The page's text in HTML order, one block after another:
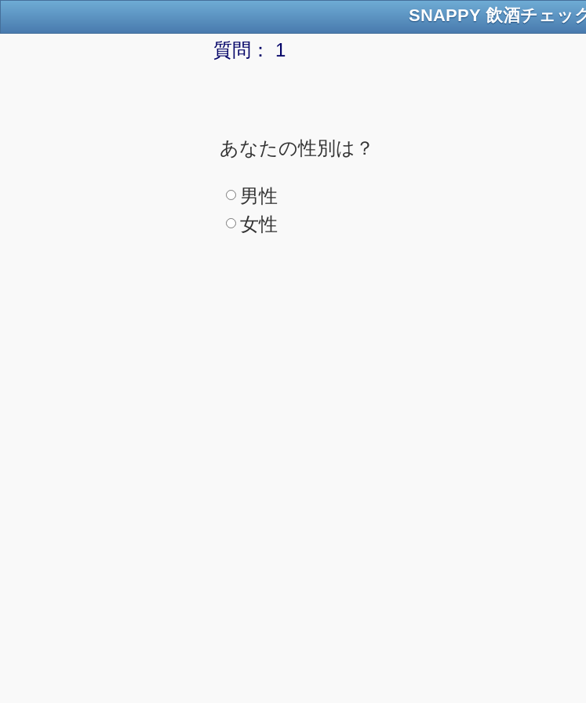
SNAPPY 飲酒チェッ
質問： 1
あなたの性別は？
男性
女性